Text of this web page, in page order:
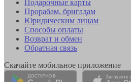
Подарочные карты
Прорабам, бригадам
Юридическим лицам
Способы оплаты
Возврат и обмен
Обратная связь
Скачайте мобильное приложение